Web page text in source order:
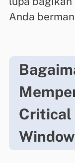
Anda
Critical